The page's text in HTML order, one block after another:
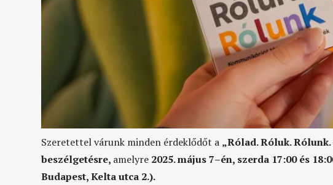
Szeretettel várunk minden érdeklődőt a „Rólad. Róluk.
beszélgetésre, amelyre 2025. május7–én, szerda 17:00 és 18:0
Budapest, Kelta utca 2.).